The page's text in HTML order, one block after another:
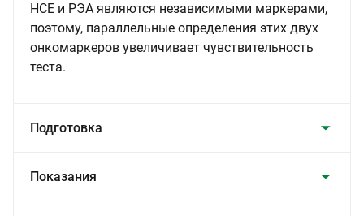
НСЕ и РЭА являются независимыми маркерами,
поэтому, параллельные определения этих двух
онкомаркеров увеличивает чувствительность
теста.
Подготовка
Показания